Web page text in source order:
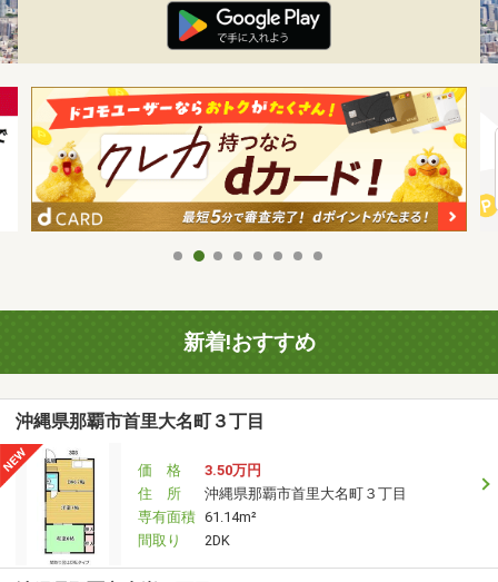
新着!おすすめ
沖縄県那覇市首里大名町３丁目
価 格
3.50万円
住 所
沖縄県那覇市首里大名町３丁目
専有面積 61.14m²
間取り
2DK